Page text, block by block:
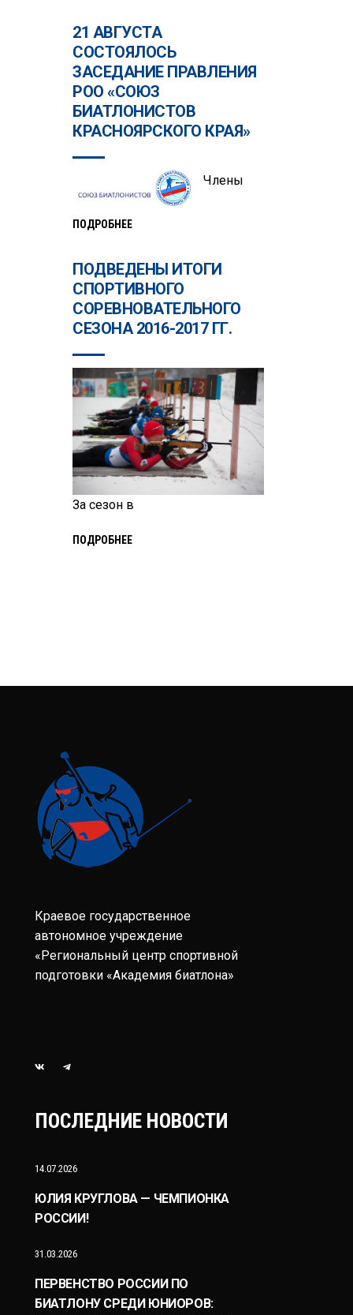
21 АВГУСТА
СОСТОЯЛОСЬ
ЗАСЕДАНИЕ ПРАВЛЕНИЯ
РОО «СОЮЗ
БИАТЛОНИСТОВ
КРАСНОЯРСКОГО КРАЯ»
Члены
ПОДРОБНЕЕ
ПОДВЕДЕНЫ ИТОГИ
СПОРТИВНОГО
СОРЕВНОВАТЕЛЬНОГО
СЕЗОНА 2016-2017 ГГ.
За сезон в
ПОДРОБНЕЕ
Краевое государственное
автономное учреждение
«Региональный центр спортивной
подготовки «Академия биатлона»
ПОСЛЕДНИЕ НОВОСТИ
14.07.2026
ЮЛИЯ КРУГЛОВА — ЧЕМПИОНКА
РОССИИ!
31.03.2026
ПЕРВЕНСТВО РОССИИ ПО
БИАТЛОНУ СРЕДИ ЮНИОРОВ: